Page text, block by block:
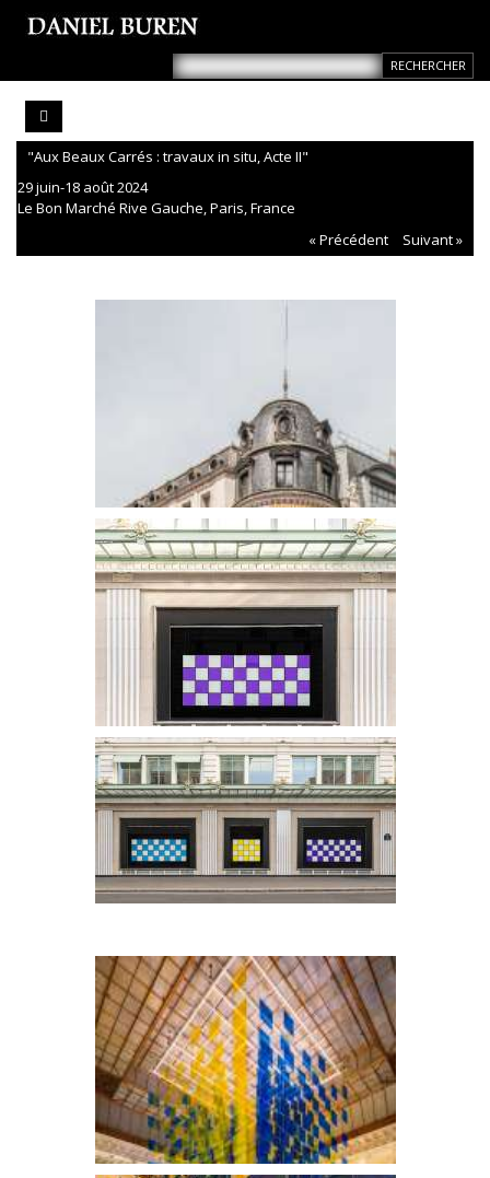
"Aux Beaux Carrés : travaux in situ, Acte II"
29 juin-18 août 2024
Le Bon Marché Rive Gauche, Paris, France
« Précédent
Suivant »